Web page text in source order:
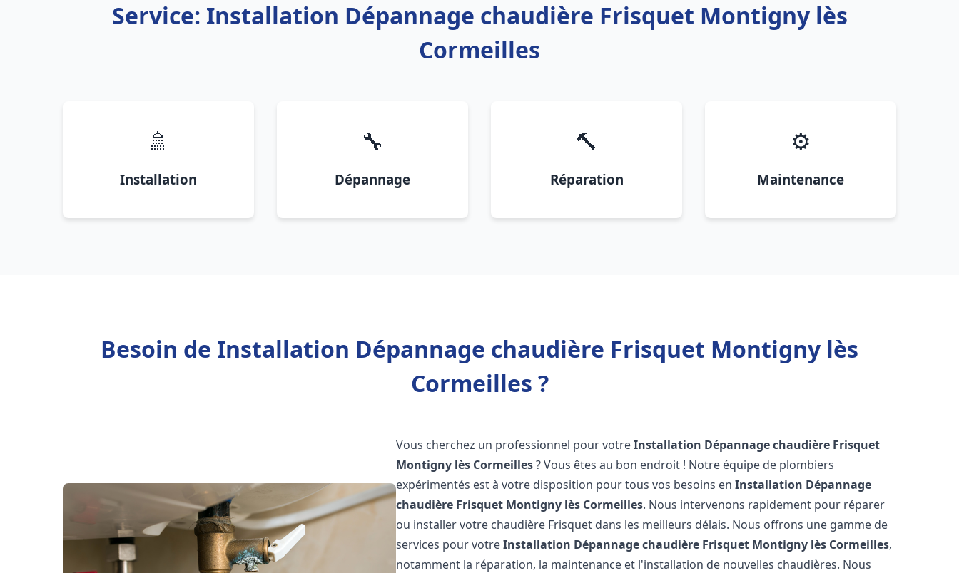
Service: Installation Dépannage chaudière Frisquet Montigny lès
Cormeilles
🚿
Installation
🔧
Dépannage
🔨
Réparation
⚙️
Maintenance
Besoin de Installation Dépannage chaudière Frisquet Montigny lès
Cormeilles ?
Vous cherchez un professionnel pour votreInstallation Dépannage chaudière Frisquet
Montigny lès Cormeilles? Vous êtes au bon endroit ! Notre équipe de plombiers
expérimentés est à votre disposition pour tous vos besoins enInstallation Dépannage
chaudière Frisquet Montigny lès Cormeilles. Nous intervenons rapidement pour réparer
ou installer votre chaudière Frisquet dans les meilleurs délais. Nous offrons une gamme de
services pour votreInstallation Dépannage chaudière Frisquet Montigny lès Cormeilles,
notamment la réparation, la maintenance et l'installation de nouvelles chaudières. Nous